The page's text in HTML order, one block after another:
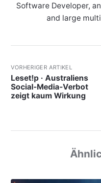
Software Developer,
and large
VORHERIGER ARTIKEL
Leset!p · Australiens
Social-Media-Verbot
zeigt kaum Wirkung